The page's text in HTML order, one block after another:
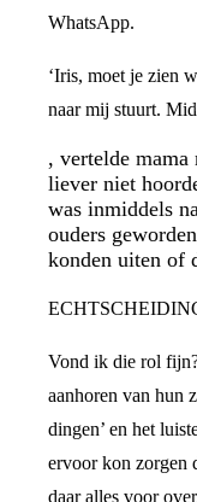
WhatsApp.
‘Iris, moet je zien
naar mij stuurt.
, vertelde
liever niet
was inmiddels
ouders
konden uiten of
Vond ik die rol
aanhoren van hun
dingen’ en het
ervoor kon zorgen
daar alles voor